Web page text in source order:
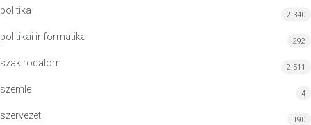
politika 2 340
politikai informatika 292
szakirodalom 2 511
szemle 4
szervezet 190